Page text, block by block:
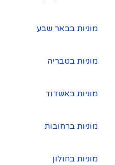
מוניות בבאר שבע
מוניות בטבריה
מוניות באשדוד
מוניות ברחובות
מוניות בחולון